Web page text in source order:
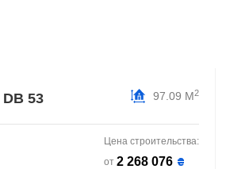
DB 53 97.09 М2
Цена строительства:
от 2 268 076 ₴